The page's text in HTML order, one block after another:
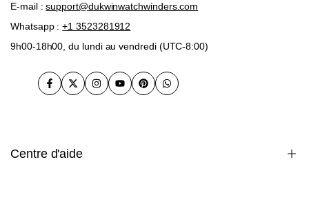
E-mail :support@dukwinwatchwinders.com
Whatsapp :+1 3523281912
9h00-18h00, du lundi au vendredi (UTC-8:00)
FacebookTwitterInstagram
YoutubePinterestWhatsApp
Centre d'aide